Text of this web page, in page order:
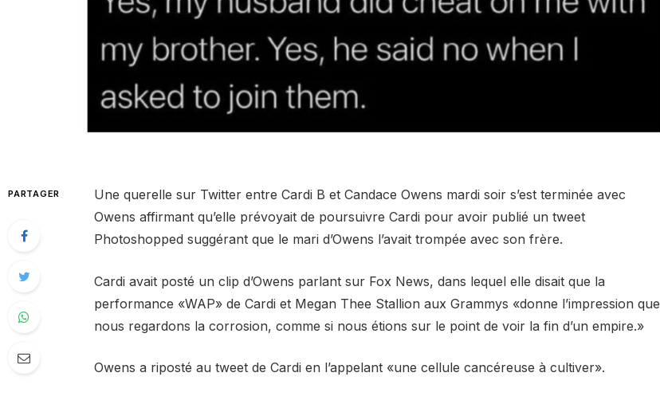
PARTAGER
Une querelle sur Twitter entre Cardi B et Candace Owens mardi soir s’est terminée avec
Owens affirmant qu’elle prévoyait de poursuivre Cardi pour avoir publié un tweet
Photoshopped suggérant que le mari d’Owens l’avait trompée avec son frère.
Cardi avait posté un clip d’Owens parlant sur Fox News, dans lequel elle disait que la
performance «WAP» de Cardi et Megan Thee Stallion aux Grammys «donne l’impression que
nous regardons la corrosion, comme si nous étions sur le point de voir la fin d’un empire.»
Owens a riposté au tweet de Cardi en l’appelant «une cellule cancéreuse à cultiver».